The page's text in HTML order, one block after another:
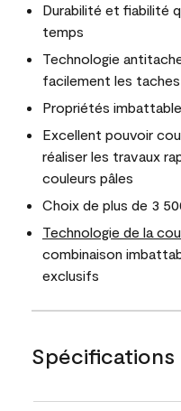
Durabilité et fiabilité
temps
Technologie
facilement les
Propriétés
Excellent pouvoir
réaliser les travaux
couleurs pâles
Choix de plus de 3
Technologie de la
combinaison
exclusifs
Spécifications